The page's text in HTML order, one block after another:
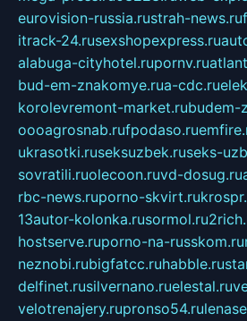
eurovision-russia.rustrah-news.ru
itrack-24.rusexshopexpress.ru
alabuga-cityhotel.rupornv.ru
bud-em-znakomye.rua-cdc.ru
korolevremont-market.rubudem-
oooagrosnab.rufpodaso.ru
ukrasotki.ruseksuzbek.ruseks-
sovratili.ruolecoon.ruvd-dosug.ru
rbc-news.ruporno-skvirt.ru
13autor-kolonka.rusormol.ru
hostserve.ruporno-na-russkom.ru
neznobi.rubigfatcc.ruhabble.ru
delfinet.rusilvernano.ruelestal.ru
velotrenajery.rupronso54.ru